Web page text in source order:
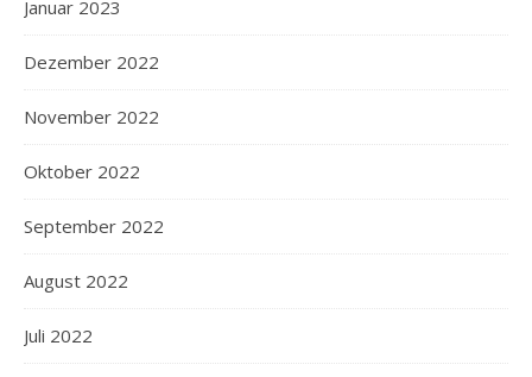
Januar 2023
Dezember 2022
November 2022
Oktober 2022
September 2022
August 2022
Juli 2022